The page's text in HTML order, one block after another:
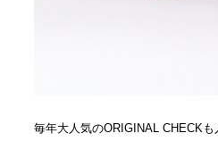
毎年大人気のORIGINAL CHECKも